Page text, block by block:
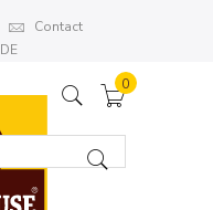
Contact
DE